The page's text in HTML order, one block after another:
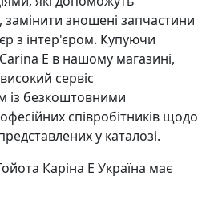
зношені запчастини
з інтер'єром. Купуючи
E в нашому магазині,
сервіс
із безкоштовними
співробітників щодо
у каталозі.
Каріна Е Україна має